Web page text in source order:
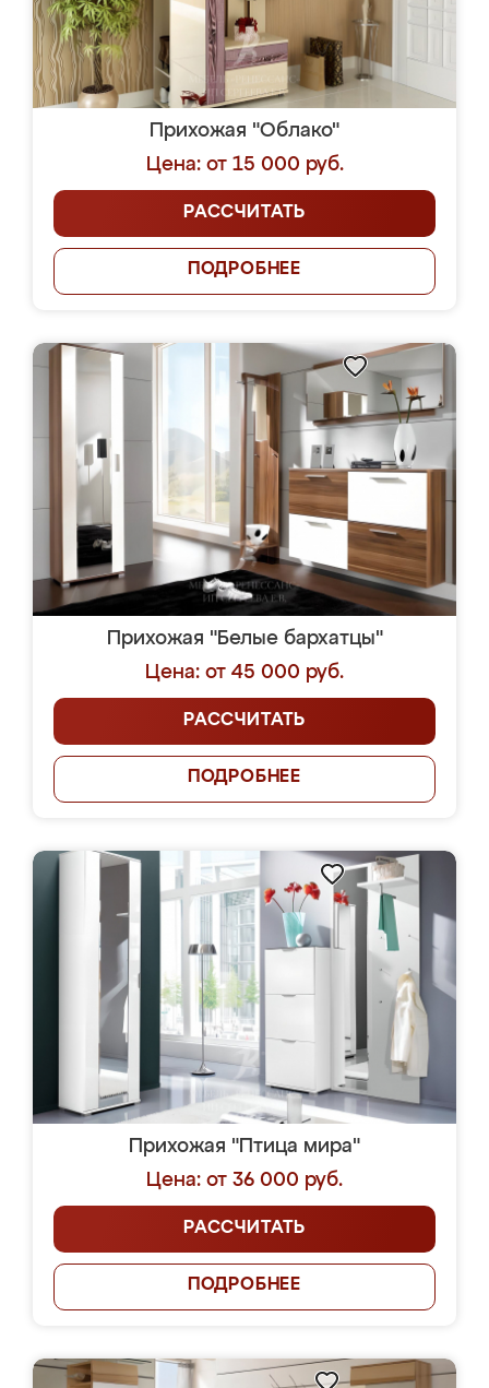
Прихожая "Облако"
Цена: от 15 000 руб.
РАССЧИТАТЬ
ПОДРОБНЕЕ
Прихожая "Белые бархатцы"
Цена: от 45 000 руб.
РАССЧИТАТЬ
ПОДРОБНЕЕ
Прихожая "Птица мира"
Цена: от 36 000 руб.
РАССЧИТАТЬ
ПОДРОБНЕЕ